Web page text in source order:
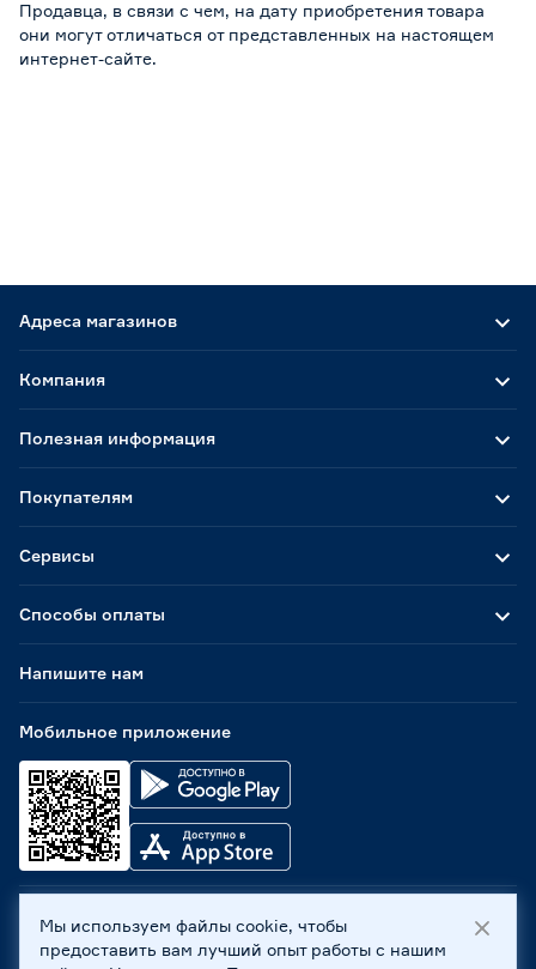
Продавца, в связи с чем, на дату приобретения товара
они могут отличаться от представленных на настоящем
интернет-сайте.
Адреса магазинов
Способы оплаты
Мобильное приложение
Компания
Полезная информация
Покупателям
Сервисы
Напишите нам
ООО «Бауцентр Рус» 2004 -2026, 236029, г. Калининград,
ул. А.Невского, 205. ИНН 7702596813, КПП 390601001 ©
Мы используем файлы cookie, чтобы
предоставить вам лучший опыт работы с нашим